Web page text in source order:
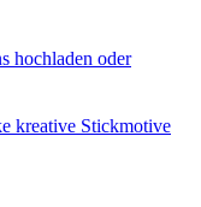
hochladen oder
kreative Stickmotive